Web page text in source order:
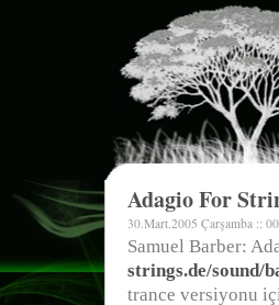
Adagio For
30.Mart.2005 Çarşamba ::
Samuel Barber:
strings.de/sound/
trance versiyonu